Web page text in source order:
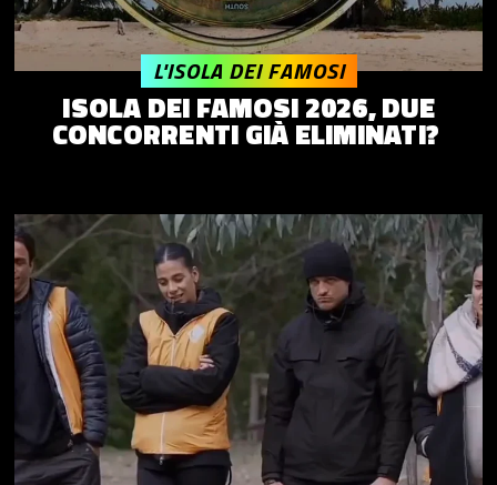
ISOLA DEI FAMOSI 2026, DUE
CONCORRENTI GIÀ ELIMINATI?
L'ISOLA DEI FAMOSI